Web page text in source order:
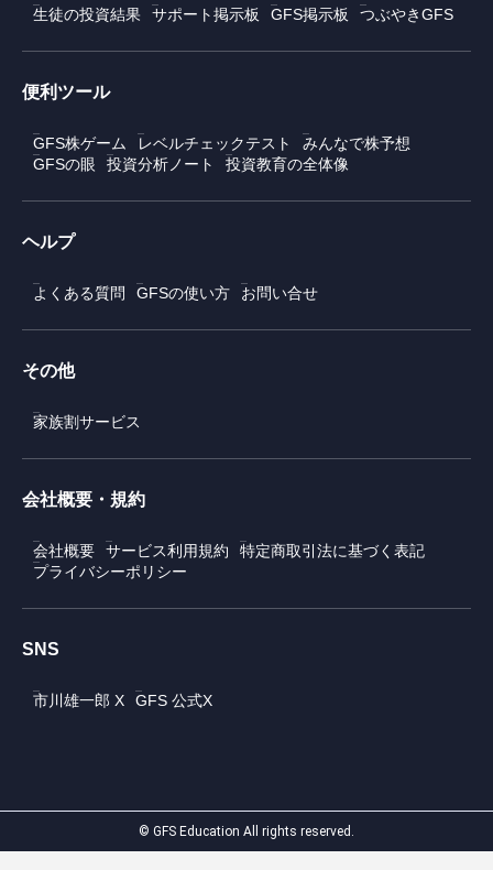
生徒の投資結果 サポート掲示板 GFS掲示板 つぶやきGFS
便利ツール
GFS株ゲーム レベルチェックテスト
みんなで株予想
GFSの眼
投資分析ノート 投資教育の全体像
ヘルプ
よくある質問 GFSの使い方 お問い合せ
その他
家族割サービス
会社概要・規約
会社概要 サービス利用規約
特定商取引法に基づく表記
プライバシーポリシー
SNS
市川雄一郎 X GFS 公式X
© GFS Education All rights reserved.